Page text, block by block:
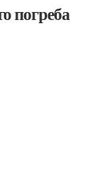
погреба